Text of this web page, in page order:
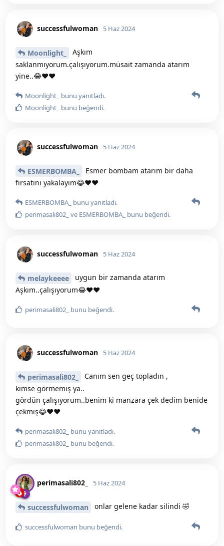
successfulwoman 5 Haz 2024
Moonlight_
Aşkım
saklanmıyorum.çalışıyorum.müsait zamanda atarım
yine..😂♥️♥️
Moonlight_ bunu yanıtladı.
Moonlight_ bunu beğendi.
successfulwoman 5 Haz 2024
ESMERBOMBA_
Esmer bombam atarım bir daha
fırsatını yakalayım😂♥️♥️
ESMERBOMBA_ bunu yanıtladı.
perimasali802_ ve ESMERBOMBA_ bunu beğendi.
successfulwoman 5 Haz 2024
melaykeeee
uygun bir zamanda atarım
Aşkım..çalışıyorum😂♥️♥️
perimasali802_ bunu beğendi.
successfulwoman 5 Haz 2024
perimasali802_
Canım sen geç topladın ,
kimse görmemiş ya..
gördün çalışıyorum..benim ki manzara çek dedim benide
çekmiş😂♥️♥️
perimasali802_ bunu yanıtladı.
perimasali802_ bunu beğendi.
perimasali802_ 5 Haz 2024
successfulwoman onlar gelene kadar silindi 🤣
successfulwoman bunu beğendi.